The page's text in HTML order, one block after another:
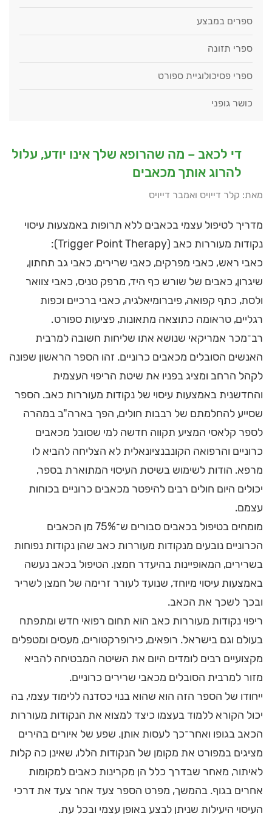
ספרים במבצע
ספרי תזונה
ספרי פסיכולוגיית ספורט
כושר גופני
די לכאב – מה שהרופא שלך אינו יודע, עלול
להרוג אותך מכאבים
מאת: קלר דייויס ואמבר דייויס
מדריך לטיפול עצמי בכאבים ללא תרופות באמצעות עיסוי
נקודות מעוררות כאב (Trigger Point Therapy):
כאבי ראש, כאבי מפרקים, כאבי שרירים, כאבי גב תחתון,
שיגרון, כאבים של שורש כף היד, מרפק טניס, כאבי צוואר
ולסת, כתף קפואה, פיברומיאלגיה, כאבי ברכיים וכפות
רגליים, טראומה כתוצאה מתאונות, פציעות ספורט.
רב־מכר אמריקאי שנושא אתו שליחות חשובה למרבית
האנשים הסובלים מכאבים כרוניים. זהו הספר הראשון שפונה
לקהל הרחב ומציג בפניו את שיטת הריפוי העצמית
והחדשנית באמצעות עיסוי של נקודות מעוררות כאב. הספר
שסייע להחלמתם של רבבות חולים, הפך בארה"ב במהרה
לספר קלאסי המציע תקווה חדשה למי שסובל מכאבים
כרוניים והרפואה הקונבנציונאלית לא הצליחה להביא לו
מרפא. הודות לשימוש בשיטת העיסוי המתוארת בספר,
יכולים היום חולים רבים להיפטר מכאבים כרוניים בכוחות
עצמם.
מומחים בטיפול בכאבים סבורים ש־75% מן הכאבים
הכרוניים נובעים מנקודות מעוררות כאב שהן נקודות נפוחות
בשרירים, המאופיינות בהיעדר חמצן. הטיפול בכאב נעשה
באמצעות עיסוי מיוחד, שנועד לעורר זרימה של חמצן לשריר
ובכך לשכך את הכאב.
ריפוי נקודות מעוררות כאב הוא תחום רפואי חדש ומתפתח
בעולם וגם בישראל. רופאים, כירופרקטורים, מעסים ומטפלים
מקצועיים רבים לומדים היום את השיטה המבטיחה להביא
מזור למרבית הסובלים מכאבי שרירים כרוניים.
ייחודו של הספר הזה הוא שהוא בנוי כסדנה ללימוד עצמי, בה
יכול הקורא ללמוד בעצמו כיצד למצוא את הנקודות מעוררות
הכאב בגופו ואחר־כך לעסות אותן. שפע של איורים בהירים
מציגים במפורט את מקומן של הנקודות הללו, שאינן כה קלות
לאיתור, מאחר שבדרך כלל הן מקרינות כאבים למקומות
אחרים בגוף. בהמשך, מפרט הספר צעד אחר צעד את דרכי
העיסוי היעילות שניתן לבצע באופן עצמי ובכל עת.